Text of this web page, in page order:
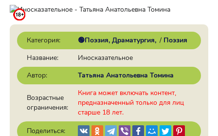
Категория: 🟢Поэзия, Драматургия / Поэзия
Название:
Иносказательное
Автор:
Татьяна Анатольевна Томина
Возрастные
ограничения:
Книга может включать контент,
предназначенный только для лиц
старше 18 лет.
Поделиться: